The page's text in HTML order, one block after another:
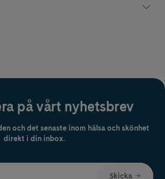
på vårt nyhetsbrev
och det senaste inom hälsa och skönhet
direkt i din inbox.
Skicka